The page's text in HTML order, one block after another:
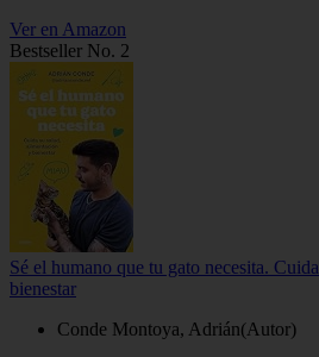
Ver en Amazon
Bestseller No. 2
Sé el humano que tu gato necesita.
bienestar
Conde Montoya, Adrián(Autor)